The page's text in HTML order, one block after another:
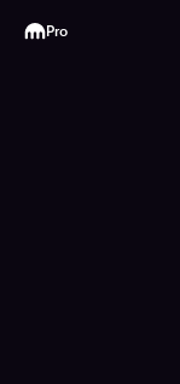
Kraken
Pro